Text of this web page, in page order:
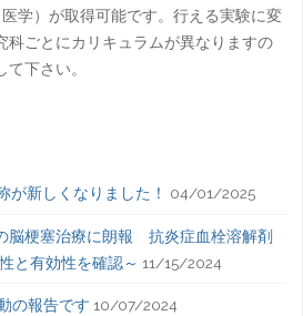
学）が取得可能です。行える実験に変
科ごとにカリキュラムが異なりますの
下さい。
が新しくなりました！ 04/01/2025
脳梗塞治療に朗報 抗炎症血栓溶解剤
と有効性を確認～ 11/15/2024
の報告です 10/07/2024